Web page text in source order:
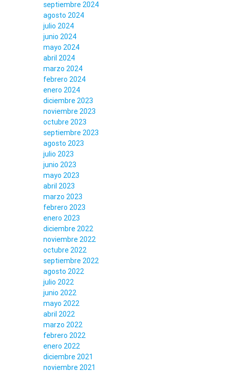
septiembre 2024
agosto 2024
julio 2024
junio 2024
mayo 2024
abril 2024
marzo 2024
febrero 2024
enero 2024
diciembre 2023
noviembre 2023
octubre 2023
septiembre 2023
agosto 2023
julio 2023
junio 2023
mayo 2023
abril 2023
marzo 2023
febrero 2023
enero 2023
diciembre 2022
noviembre 2022
octubre 2022
septiembre 2022
agosto 2022
julio 2022
junio 2022
mayo 2022
abril 2022
marzo 2022
febrero 2022
enero 2022
diciembre 2021
noviembre 2021